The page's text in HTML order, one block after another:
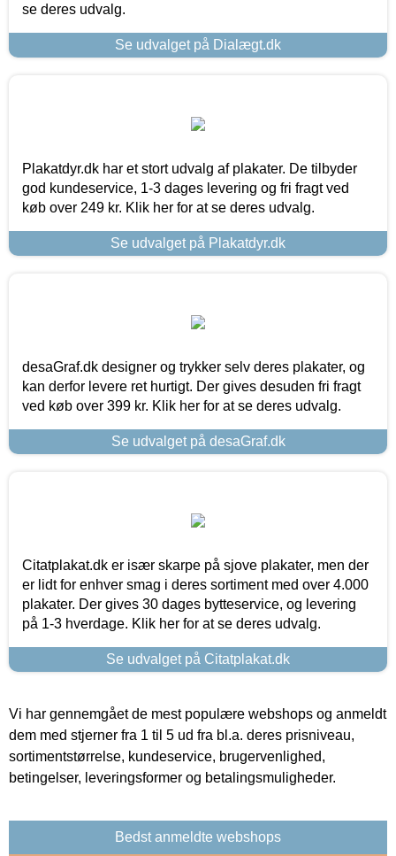
se deres udvalg.
Se udvalget på Dialægt.dk
Plakatdyr.dk har et stort udvalg af plakater. De tilbyder
god kundeservice, 1-3 dages levering og fri fragt ved
køb over 249 kr. Klik her for at se deres udvalg.
Se udvalget på Plakatdyr.dk
desaGraf.dk designer og trykker selv deres plakater, og
kan derfor levere ret hurtigt. Der gives desuden fri fragt
ved køb over 399 kr. Klik her for at se deres udvalg.
Se udvalget på desaGraf.dk
Citatplakat.dk er især skarpe på sjove plakater, men der
er lidt for enhver smag i deres sortiment med over 4.000
plakater. Der gives 30 dages bytteservice, og levering
på 1-3 hverdage. Klik her for at se deres udvalg.
Se udvalget på Citatplakat.dk
Vi har gennemgået de mest populære webshops og anmeldt
dem med stjerner fra 1 til 5 ud fra bl.a. deres prisniveau,
sortimentstørrelse, kundeservice, brugervenlighed,
betingelser, leveringsformer og betalingsmuligheder.
Bedst anmeldte webshops